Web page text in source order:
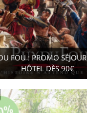
FOU : PROMO
HÔTEL DÈS 90€